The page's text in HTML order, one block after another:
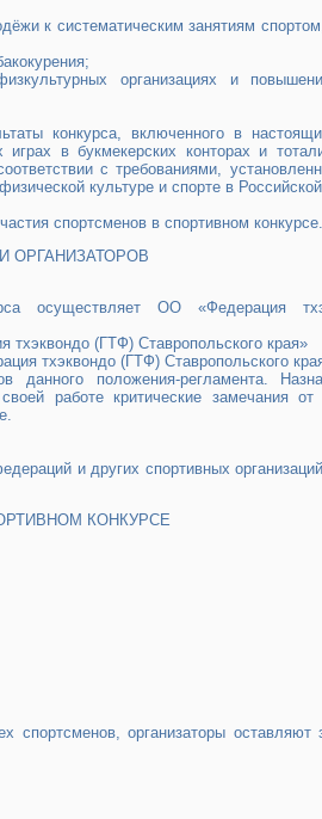
к систематическим занятиям
организациях и
конкурса, включенного в
в букмекерских конторах и
с требованиями,
культуре и спорте в
спортсменов в спортивном конкурсе.
ОРГАНИЗАТОРОВ
осуществляет ОО «Федерация
тхэквондо (ГТФ) Ставропольского края»
тхэквондо (ГТФ) Ставропольского
данного положения-регламента.
работе критические замечания от
и других спортивных
КОНКУРСЕ
спортсменов, организаторы оставляют